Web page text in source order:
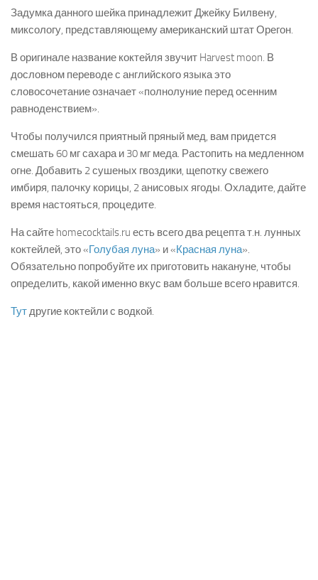
Задумка данного шейка принадлежит Джейку Билвену,
миксологу, представляющему американский штат Орегон.
В оригинале название коктейля звучит Harvest moon. В
дословном переводе с английского языка это
словосочетание означает «полнолуние перед осенним
равноденствием».
Чтобы получился приятный пряный мед, вам придется
смешать 60 мг сахара и 30 мг меда. Растопить на медленном
огне. Добавить 2 сушеных гвоздики, щепотку свежего
имбиря, палочку корицы, 2 анисовых ягоды. Охладите, дайте
время настояться, процедите.
На сайте homecocktails.ru есть всего два рецепта т.н. лунных
коктейлей, это «Голубая луна» и «Красная луна».
Обязательно попробуйте их приготовить накануне, чтобы
определить, какой именно вкус вам больше всего нравится.
Тутдругие коктейли с водкой.